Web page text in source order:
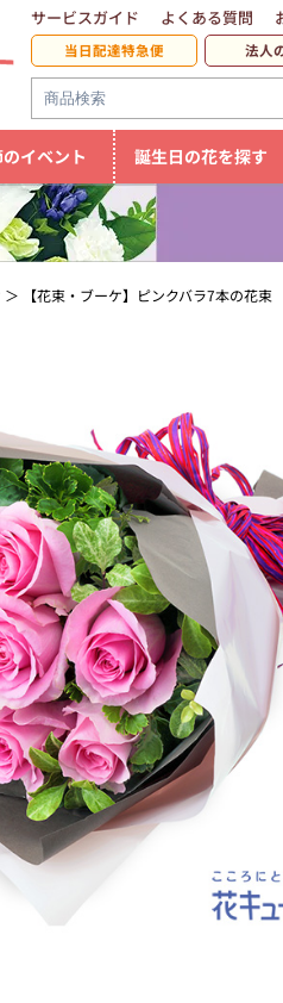
サービスガイド よくある質問
当日配達特急便 法人
イベント 誕生日の花を探す
【花束・ブーケ】ピンクバラ7本の花束